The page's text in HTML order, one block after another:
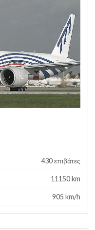
430 επιβάτες
11150 km
905 km/h